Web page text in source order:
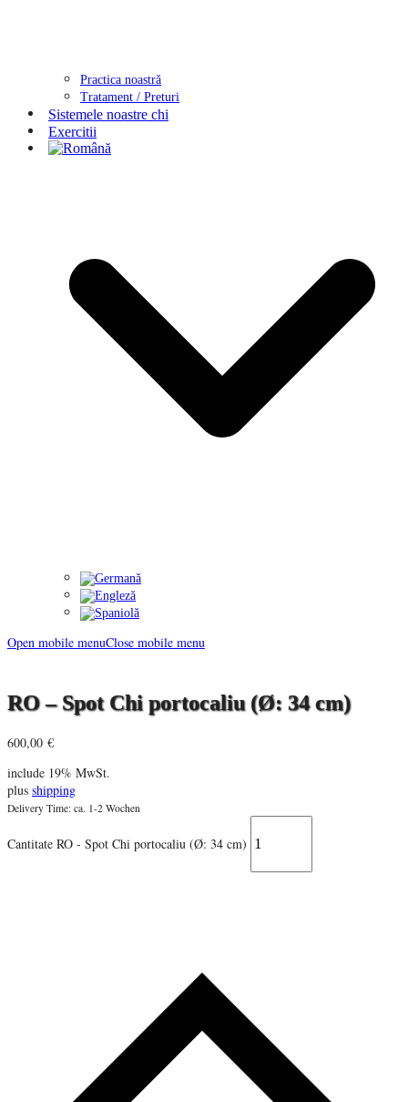
Practica noastră
Tratament / Preturi
Sistemele noastre chi
Exercitii
Open mobile menuClose mobile menu
RO – Spot Chi portocaliu (Ø: 34 cm)
600,00 €
include 19% MwSt.
plus shipping
Delivery Time: ca. 1-2 Wochen
Cantitate RO - Spot Chi portocaliu (Ø: 34 cm)